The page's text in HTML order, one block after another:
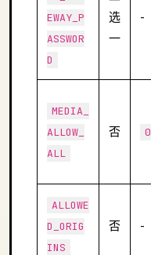
EWAY_P
ASSWOR
D
选
一
-
MEDIA_
ALLOW_
ALL
否 0
ALLOWE
D_ORIG
INS
否 -